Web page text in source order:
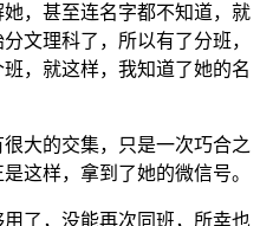
，甚至连名字都不知道，就
文理科了，所以有了分班，
，就这样，我知道了她的名
大的交集，只是一次巧合之
这样，拿到了她的微信号。
了，没能再次同班，所幸也